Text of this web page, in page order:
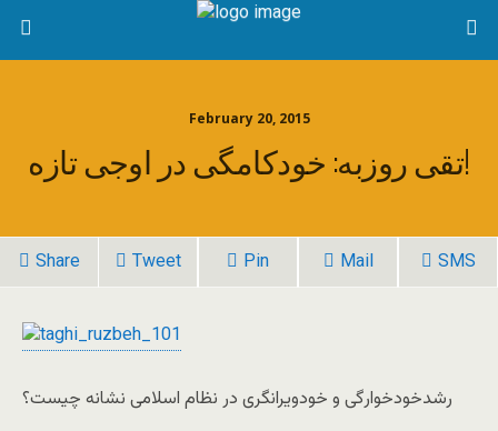
February 20, 2015
تقی روزبه: خودکامگی در اوجی تازه!
Share Tweet Pin Mail SMS
رشدخودخوارگی و خودویرانگری در نظام اسلامی نشانه چیست؟